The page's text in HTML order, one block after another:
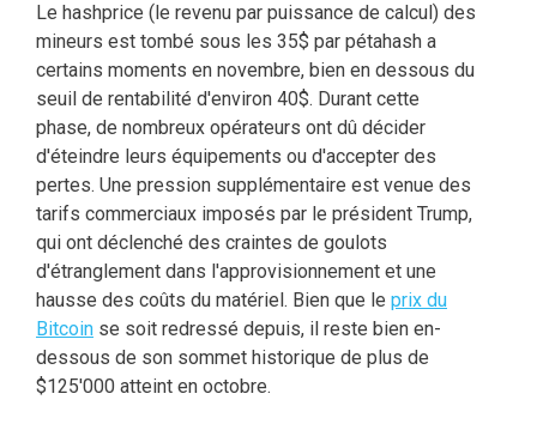
Le hashprice (le revenu par puissance de calcul) des
mineurs est tombé sous les 35$ par pétahash a
certains moments en novembre, bien en dessous du
seuil de rentabilité d'environ 40$. Durant cette
phase, de nombreux opérateurs ont dû décider
d'éteindre leurs équipements ou d'accepter des
pertes. Une pression supplémentaire est venue des
tarifs commerciaux imposés par le président Trump,
qui ont déclenché des craintes de goulots
d'étranglement dans l'approvisionnement et une
hausse des coûts du matériel. Bien que le prix du
Bitcoin se soit redressé depuis, il reste bien en-
dessous de son sommet historique de plus de
$125'000 atteint en octobre.